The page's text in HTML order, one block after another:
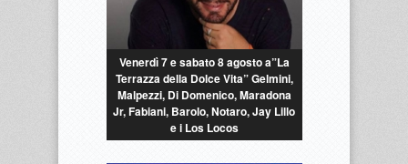
Venerdì 7 e sabato 8 agosto a”La
Terrazza della Dolce Vita” Gelmini,
Malpezzi, Di Domenico, Maradona
Jr, Fabiani, Barolo, Notaro, Jay Lillo
e i Los Locos